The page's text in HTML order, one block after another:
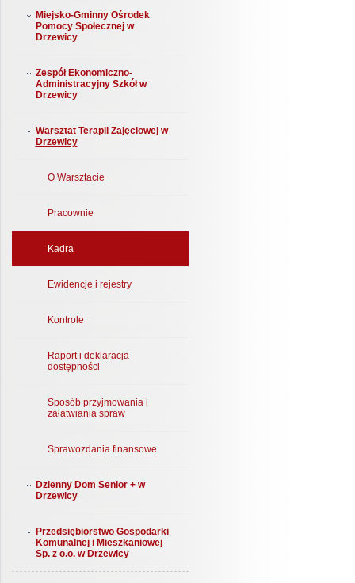
Miejsko-Gminny Ośrodek
Pomocy Społecznej w
Drzewicy
Zespół Ekonomiczno-
Administracyjny Szkół w
Drzewicy
Warsztat Terapii Zajęciowej w
Drzewicy
O Warsztacie
Pracownie
Kadra
Ewidencje i rejestry
Kontrole
Raport i deklaracja
dostępności
Sposób przyjmowania i
załatwiania spraw
Sprawozdania finansowe
Dzienny Dom Senior + w
Drzewicy
Przedsiębiorstwo Gospodarki
Komunalnej i Mieszkaniowej
Sp. z o.o. w Drzewicy